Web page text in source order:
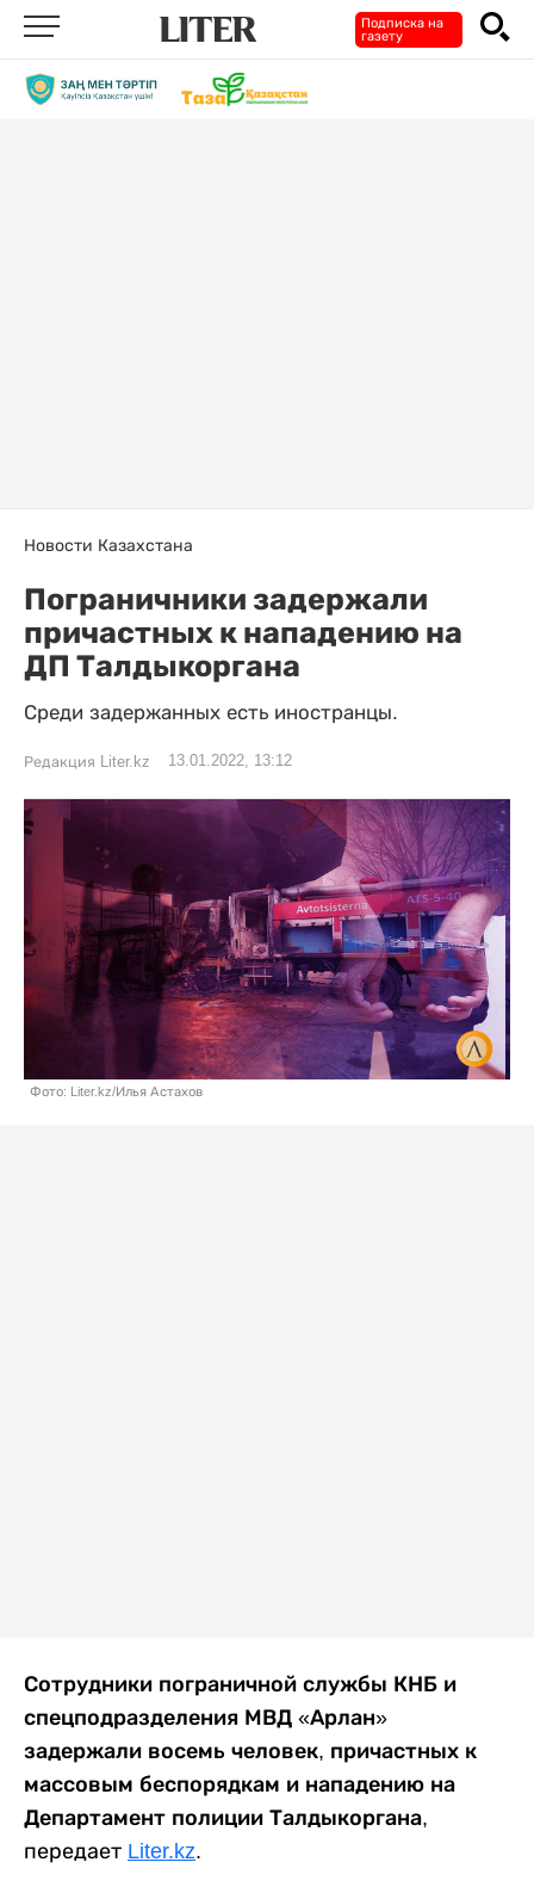
Подписка на
газету
Новости Казахстана
Пограничники задержали
причастных к нападению на
ДП Талдыкоргана
Среди задержанных есть иностранцы.
Редакция Liter.kz 13.01.2022, 13:12
Фото: Liter.kz/Илья Астахов
Сотрудники пограничной службы КНБ и
спецподразделения МВД «Арлан»
задержали восемь человек, причастных к
массовым беспорядкам и нападению на
Департамент полиции Талдыкоргана,
передает Liter.kz.